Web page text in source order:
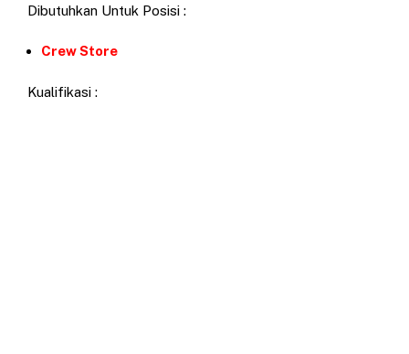
Dibutuhkan Untuk Posisi :
Crew Store
Kualifikasi :